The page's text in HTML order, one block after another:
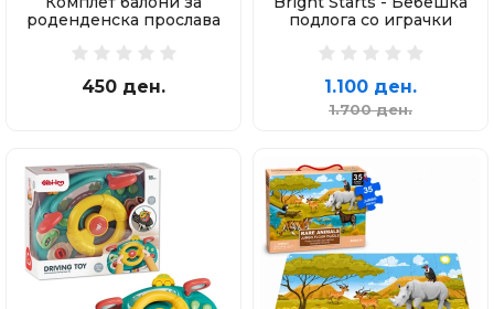
роденденска прослава
450 ден.
подлога со играчки
1.100 ден.
1.700 ден.